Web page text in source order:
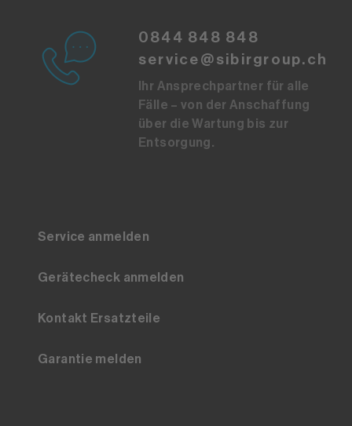
0844 848 848
service@sibirgroup.ch
Ihr Ansprechpartner für alle
Fälle – von der Anschaffung
über die Wartung bis zur
Entsorgung.
Service anmelden
Gerätecheck anmelden
Kontakt Ersatzteile
Garantie melden